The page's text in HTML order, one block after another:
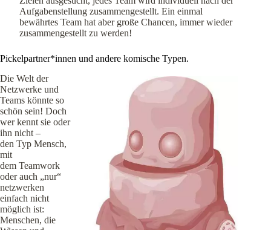
Aufgabenstellung zusammengestellt. Ein einmal
bewährtes Team hat aber große Chancen, immer wieder
zusammengestellt zu werden!
Pickelpartner*innen und andere komische Typen.
Die Welt der
Netzwerke und
Teams könnte so
schön sein! Doch
wer kennt sie oder
ihn nicht –
den Typ Mensch,
mit
dem Teamwork
oder auch „nur“
netzwerken
einfach nicht
möglich ist:
Menschen, die